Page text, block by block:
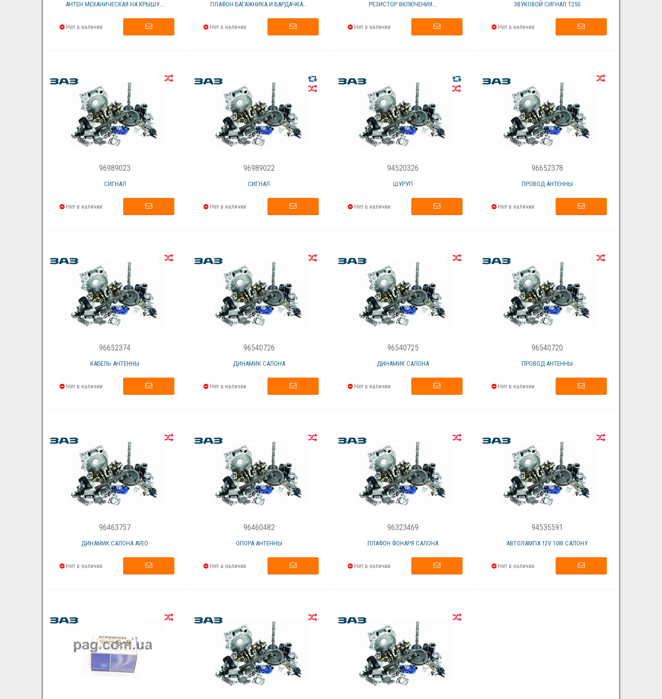
АНТЕН МЕХАНИЧЕСКАЯ НА КРЫШУ...
Нет в наличии
ПЛАФОН БАГАЖНИКА И БАРДАЧКА...
Нет в наличии
РЕЗИСТОР ВКЛЮЧЕНИЯ...
Нет в наличии
ЗВУКОВОЙ СИГНАЛ T250
Нет в наличии
96989023
СИГНАЛ
Нет в наличии
96989022
СИГНАЛ
Нет в наличии
94520326
ШУРУП
Нет в наличии
96652378
ПРОВОД АНТЕННЫ
Нет в наличии
96652374
КАБЕЛЬ АНТЕННЫ
Нет в наличии
96540726
ДИНАМИК САЛОНА
Нет в наличии
96540725
ДИНАМИК САЛОНА
Нет в наличии
96540720
ПРОВОД АНТЕННЫ
Нет в наличии
96463757
ДИНАМИК САЛОНА AVEO
Нет в наличии
96460482
ОПОРА АНТЕННЫ
Нет в наличии
96323469
ПЛАФОН ФОНАРЯ САЛОНА
Нет в наличии
94535591
АВТОЛАМПА 12V 10W САЛОНУ
Нет в наличии